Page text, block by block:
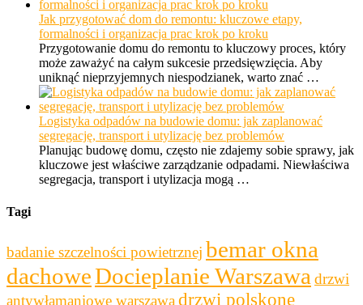
Jak przygotować dom do remontu: kluczowe etapy,
formalności i organizacja prac krok po kroku
Przygotowanie domu do remontu to kluczowy proces, który
może zaważyć na całym sukcesie przedsięwzięcia. Aby
uniknąć nieprzyjemnych niespodzianek, warto znać …
Logistyka odpadów na budowie domu: jak zaplanować
segregację, transport i utylizację bez problemów
Planując budowę domu, często nie zdajemy sobie sprawy, jak
kluczowe jest właściwe zarządzanie odpadami. Niewłaściwa
segregacja, transport i utylizacja mogą …
Tagi
badanie szczelności powietrznej bemar okna
dachoweDocieplanie Warszawa drzwi
antywłamaniowe warszawadrzwi polskone